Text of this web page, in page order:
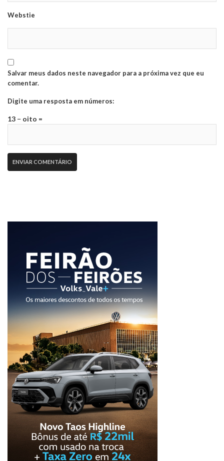
Webstie
Salvar meus dados neste navegador para a próxima vez que eu
comentar.
Digite uma resposta em números:
13 − oito =